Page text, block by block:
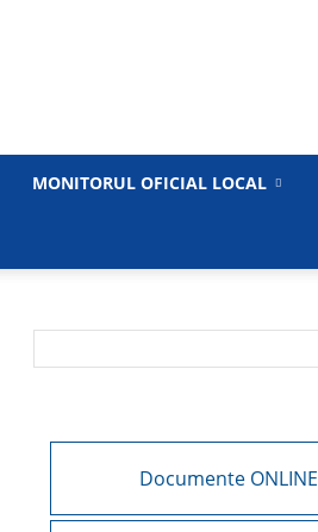
MONITORUL OFICIAL LOCAL
Documente ONLINE